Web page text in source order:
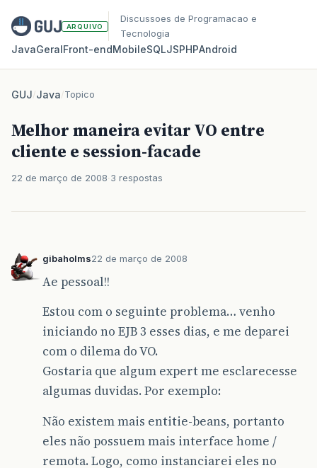
ARQUIVO
Discussoes de Programacao e
Tecnologia
JavaGeralFront‑endMobileSQLJSPHPAndroid
GUJ/Java/Topico
Melhor maneira evitar VO entre
cliente e session-facade
22 de março de 2008 3 respostas
gibaholms22 de março de 2008
Ae pessoal!!
Estou com o seguinte problema… venho
iniciando no EJB 3 esses dias, e me deparei
com o dilema do VO.
Gostaria que algum expert me esclarecesse
algumas duvidas. Por exemplo:
Não existem mais entitie-beans, portanto
eles não possuem mais interface home /
remota. Logo, como instanciarei eles no